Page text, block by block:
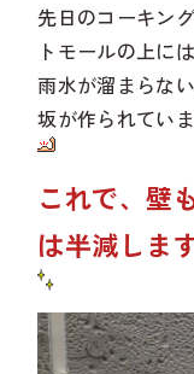
先日のコーキン
トモールの上には
雨水が溜まらな
坂が作られてい
これで、壁
は半減しま